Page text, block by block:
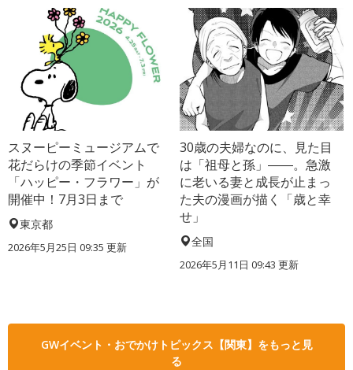
スヌーピーミュージアムで
花だらけの季節イベント
「ハッピー・フラワー」が
開催中！7月3日まで
東京都
2026年5月25日 09:35 更新
30歳の夫婦なのに、見た目
は「祖母と孫」――。急激
に老いる妻と成長が止まっ
た夫の漫画が描く「歳と幸
せ」
全国
2026年5月11日 09:43 更新
GWイベント・おでかけトピックス【関東】をもっと見
る